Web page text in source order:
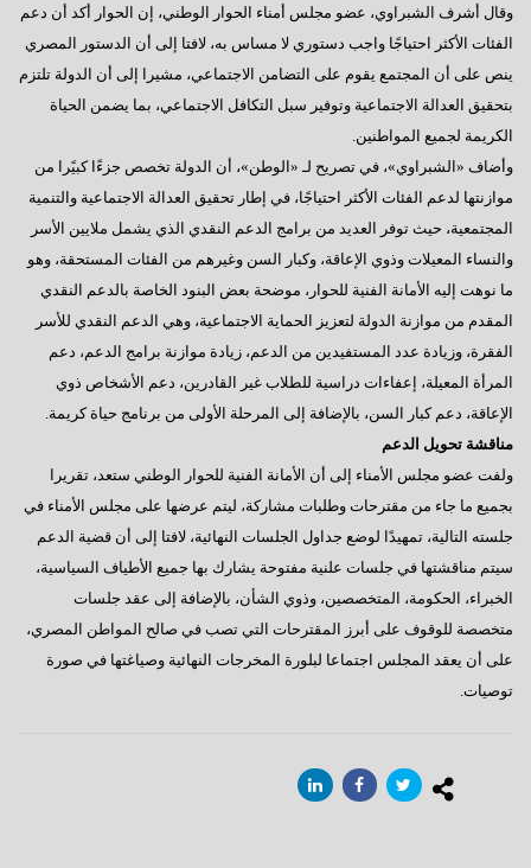
وقال أشرف الشبراوي، عضو مجلس أمناء الحوار الوطني، إن الحوار أكد أن دعم
الفئات الأكثر احتياجًا واجب دستوري لا مساس به، لافتا إلى أن الدستور المصري
ينص على أن المجتمع يقوم على التضامن الاجتماعي، مشيرا إلى أن الدولة تلتزم
بتحقيق العدالة الاجتماعية وتوفير سبل التكافل الاجتماعي، بما يضمن الحياة
الكريمة لجميع المواطنين.
وأضاف «الشبراوي»، في تصريح لـ «الوطن»، أن الدولة تخصص جزءًا كبيًرا من
موازنتها لدعم الفئات الأكثر احتياجًا، في إطار تحقيق العدالة الاجتماعية والتنمية
المجتمعية، حيث توفر العديد من برامج الدعم النقدي الذي يشمل ملايين الأسر
والنساء المعيلات وذوي الإعاقة، وكبار السن وغيرهم من الفئات المستحقة، وهو
ما نوهت إليه الأمانة الفنية للحوار، موضحة بعض البنود الخاصة بالدعم النقدي
المقدم من موازنة الدولة لتعزيز الحماية الاجتماعية، وهي الدعم النقدي للأسر
الفقرة، وزيادة عدد المستفيدين من الدعم، زيادة موازنة برامج الدعم، دعم
المرأة المعيلة، إعفاءات دراسية للطلاب غير القادرين، دعم الأشخاص ذوي
الإعاقة، دعم كبار السن، بالإضافة إلى المرحلة الأولى من برنامج حياة كريمة.
مناقشة تحويل الدعم
ولفت عضو مجلس الأمناء إلى أن الأمانة الفنية للحوار الوطني ستعد، تقريرا
بجميع ما جاء من مقترحات وطلبات مشاركة، ليتم عرضها على مجلس الأمناء في
جلسته التالية، تمهيدًا لوضع جداول الجلسات النهائية، لافتا إلى أن قضية الدعم
سيتم مناقشتها في جلسات علنية مفتوحة يشارك بها جميع الأطياف السياسية،
الخبراء، الحكومة، المتخصصين، وذوي الشأن، بالإضافة إلى عقد جلسات
متخصصة للوقوف على أبرز المقترحات التي تصب في صالح المواطن المصري،
على أن يعقد المجلس اجتماعا لبلورة المخرجات النهائية وصياغتها في صورة
توصيات.